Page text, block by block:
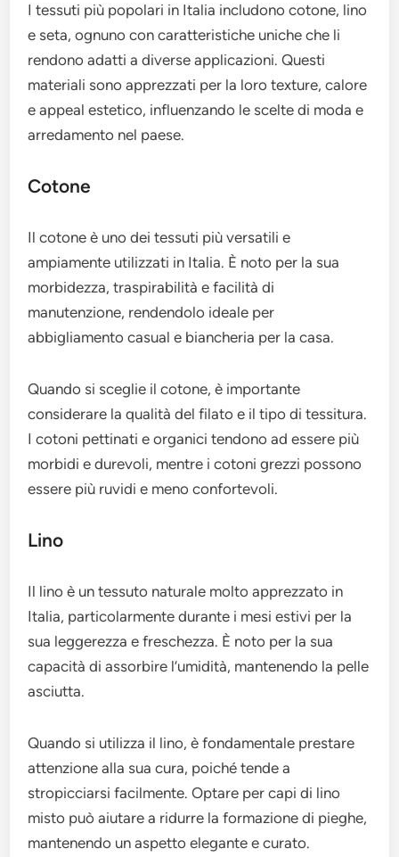
I tessuti più popolari in Italia includono cotone, lino
e seta, ognuno con caratteristiche uniche che li
rendono adatti a diverse applicazioni. Questi
materiali sono apprezzati per la loro texture, calore
e appeal estetico, influenzando le scelte di moda e
arredamento nel paese.
Cotone
Il cotone è uno dei tessuti più versatili e
ampiamente utilizzati in Italia. È noto per la sua
morbidezza, traspirabilità e facilità di
manutenzione, rendendolo ideale per
abbigliamento casual e biancheria per la casa.
Quando si sceglie il cotone, è importante
considerare la qualità del filato e il tipo di tessitura.
I cotoni pettinati e organici tendono ad essere più
morbidi e durevoli, mentre i cotoni grezzi possono
essere più ruvidi e meno confortevoli.
Lino
Il lino è un tessuto naturale molto apprezzato in
Italia, particolarmente durante i mesi estivi per la
sua leggerezza e freschezza. È noto per la sua
capacità di assorbire l’umidità, mantenendo la pelle
asciutta.
Quando si utilizza il lino, è fondamentale prestare
attenzione alla sua cura, poiché tende a
stropicciarsi facilmente. Optare per capi di lino
misto può aiutare a ridurre la formazione di pieghe,
mantenendo un aspetto elegante e curato.